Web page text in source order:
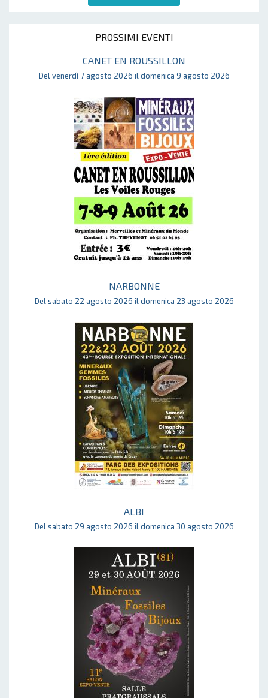
PROSSIMI EVENTI
CANET EN ROUSSILLON
Del venerdì 7 agosto 2026 il domenica 9 agosto 2026
NARBONNE
Del sabato 22 agosto 2026 il domenica 23 agosto 2026
ALBI
Del sabato 29 agosto 2026 il domenica 30 agosto 2026